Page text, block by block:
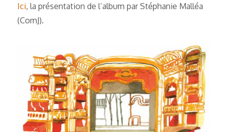
Ici, la présentation de l’album par Stéphanie Malléa
(ComJ).